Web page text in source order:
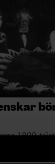
1800-